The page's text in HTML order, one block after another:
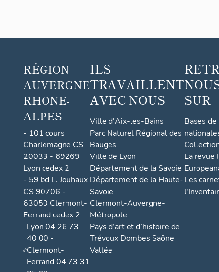
RÉGION
AUVERGNE
RHONE-
ALPES
- 101 cours
Charlemagne CS
20033 - 69269
Lyon cedex 2
- 59 bd L. Jouhaux
CS 90706 -
63050 Clermont-
Ferrand cedex 2
Lyon 04 26 73
40 00 -
Clermont-
Ferrand 04 73 31
ILS
TRAVAILLENT
AVEC NOUS
Ville d'Aix-les-Bains
Parc Naturel Régional des
Bauges
Ville de Lyon
Département de la Savoie
Département de la Haute-
Savoie
Clermont-Auvergne-
Métropole
Pays d’art et d’histoire de
Trévoux Dombes Saône
Vallée
SUR
Bases
La revue
Les